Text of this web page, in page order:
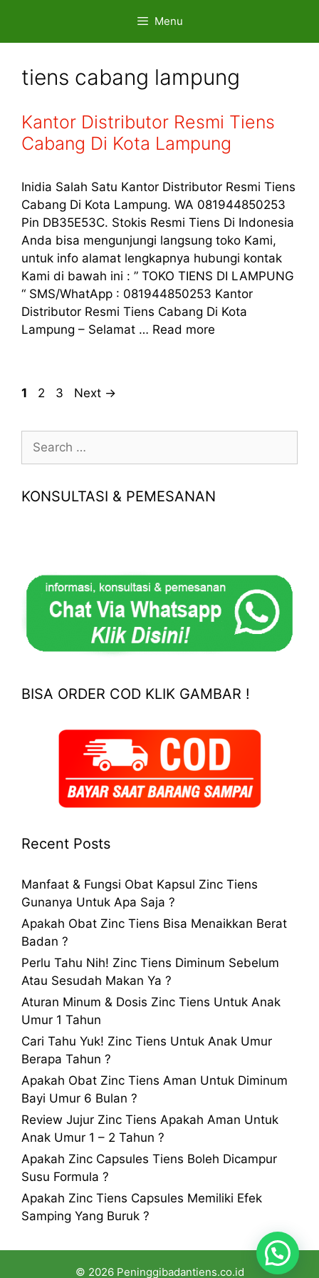
content
Menu
tiens cabang lampung
Kantor Distributor Resmi Tiens
Cabang Di Kota Lampung
Inidia Salah Satu Kantor Distributor Resmi Tiens
Cabang Di Kota Lampung. WA 081944850253
Pin DB35E53C. Stokis Resmi Tiens Di Indonesia
Anda bisa mengunjungi langsung toko Kami,
untuk info alamat lengkapnya hubungi kontak
Kami di bawah ini : ” TOKO TIENS DI LAMPUNG
“ SMS/WhatApp : 081944850253 Kantor
Distributor Resmi Tiens Cabang Di Kota
Lampung – Selamat … Read more
Page
1 Page
2 Page
3 Next →
Search
for:
KONSULTASI & PEMESANAN
BISA ORDER COD KLIK GAMBAR !
Recent Posts
Manfaat & Fungsi Obat Kapsul Zinc Tiens
Gunanya Untuk Apa Saja ?
Apakah Obat Zinc Tiens Bisa Menaikkan Berat
Badan ?
Perlu Tahu Nih! Zinc Tiens Diminum Sebelum
Atau Sesudah Makan Ya ?
Aturan Minum & Dosis Zinc Tiens Untuk Anak
Umur 1 Tahun
Cari Tahu Yuk! Zinc Tiens Untuk Anak Umur
Berapa Tahun ?
Apakah Obat Zinc Tiens Aman Untuk Diminum
Bayi Umur 6 Bulan ?
Review Jujur Zinc Tiens Apakah Aman Untuk
Anak Umur 1 – 2 Tahun ?
Apakah Zinc Capsules Tiens Boleh Dicampur
Susu Formula ?
Apakah Zinc Tiens Capsules Memiliki Efek
Samping Yang Buruk ?
© 2026 Peninggibadantiens.co.id